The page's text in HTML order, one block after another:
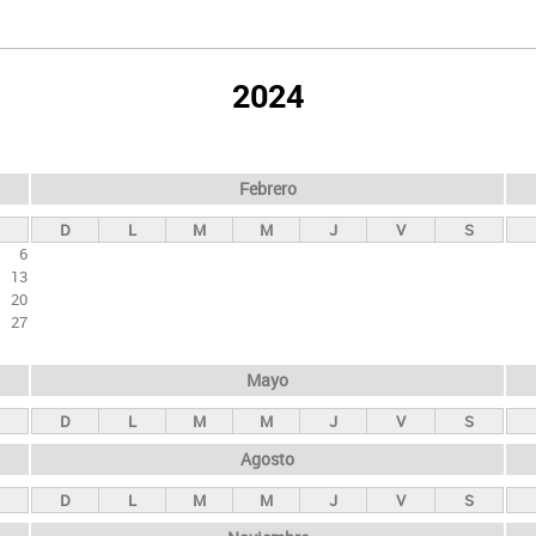
2024
6
13
20
27
Febrero
D L M M J V S
Mayo
D L M M J V S
Agosto
D L M M J V S